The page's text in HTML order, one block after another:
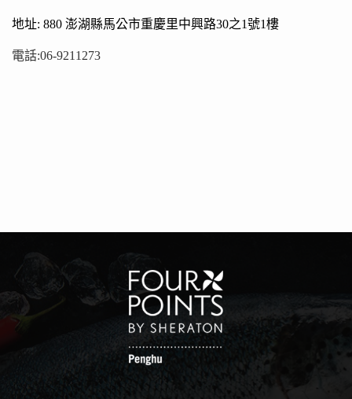
地址: 880 澎湖縣馬公市重慶里中興路30之1號1樓
電話:06-9211273